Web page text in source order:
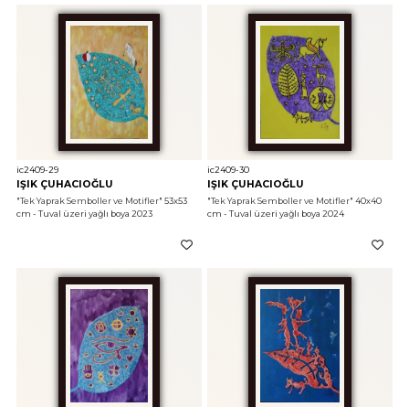
ic2409-29
IŞIK ÇUHACIOĞLU
"Tek Yaprak Semboller ve Motifler" 53x53
cm - Tuval üzeri yağlı boya 2023
ic2409-30
IŞIK ÇUHACIOĞLU
"Tek Yaprak Semboller ve Motifler" 40x40
cm - Tuval üzeri yağlı boya 2024